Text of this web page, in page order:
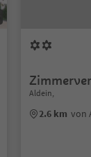
Aldein,
2.6 km von